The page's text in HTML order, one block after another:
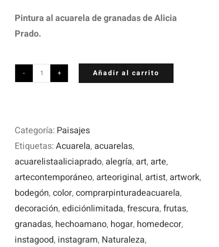
Pintura al acuarela de granadas de Alicia
Prado.
Pintura
de
granadas:
Un
festín
para
tus
ojos
cantidad
Añadir al carrito
Categoría: Paisajes
Etiquetas:Acuarela, acuarelas,
acuarelistaaliciaprado, alegría, art, arte,
artecontemporáneo, arteoriginal, artist, artwork,
bodegón,color,comprarpinturadeacuarela,
decoración,ediciónlimitada,frescura,frutas,
granadas, hechoamano, hogar, homedecor,
instagood, instagram, Naturaleza,